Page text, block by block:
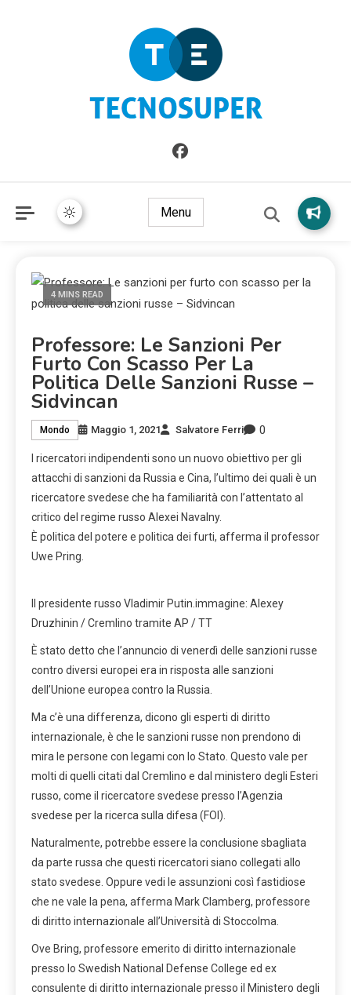
TecnoSuper.net
Informazioni sull'Italia. Seleziona gli argomenti di cui vuoi
saperne di più
Menu
4 MINS READ
Professore: Le Sanzioni Per
Furto Con Scasso Per La
Politica Delle Sanzioni Russe –
Sidvincan
Mondo Maggio 1, 2021 Salvatore Ferri 0
I ricercatori indipendenti sono un nuovo obiettivo per gli
attacchi di sanzioni da Russia e Cina, l’ultimo dei quali è un
ricercatore svedese che ha familiarità con l’attentato al
critico del regime russo Alexei Navalny.
È politica del potere e politica dei furti, afferma il professor
Uwe Pring.
Il presidente russo Vladimir Putin. immagine: Alexey
Druzhinin / Cremlino tramite AP / TT
È stato detto che l’annuncio di venerdì delle sanzioni russe
contro diversi europei era in risposta alle sanzioni
dell’Unione europea contro la Russia.
Ma c’è una differenza, dicono gli esperti di diritto
internazionale, è che le sanzioni russe non prendono di
mira le persone con legami con lo Stato. Questo vale per
molti di quelli citati dal Cremlino e dal ministero degli Esteri
russo, come il ricercatore svedese presso l’Agenzia
svedese per la ricerca sulla difesa (FOI).
Naturalmente, potrebbe essere la conclusione sbagliata
da parte russa che questi ricercatori siano collegati allo
stato svedese. Oppure vedi le assunzioni così fastidiose
che ne vale la pena, afferma Mark Clamberg, professore
di diritto internazionale all’Università di Stoccolma.
Ove Bring, professore emerito di diritto internazionale
presso lo Swedish National Defense College ed ex
consulente di diritto internazionale presso il Ministero degli